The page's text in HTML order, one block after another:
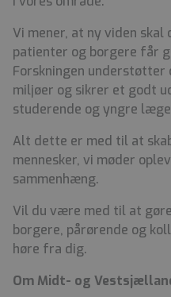
Vi mener, at ny viden
patienter og borgere får
Forskningen understøtter
miljøer og sikrer et godt
studerende og yngre
Alt dette er med til at
mennesker, vi møder
sammenhæng.
Vil du være med til at
borgere, pårørende og
høre fra dig.
Om Midt- og